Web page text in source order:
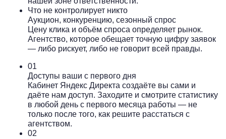
Что не контролирует никто
Аукцион, конкуренцию, сезонный спрос
Цену клика и объём спроса определяет рынок.
Агентство, которое обещает точную цифру заявок
— либо рискует, либо не говорит всей правды.
01
Доступы ваши с первого дня
Кабинет Яндекс Директа создаёте вы сами и
даёте нам доступ. Заходите и смотрите статистику
в любой день с первого месяца работы — не
только после того, как решите расстаться с
агентством.
02